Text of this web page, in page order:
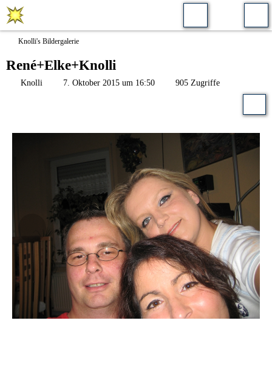
Knolli's Bildergalerie
René+Elke+Knolli
Knolli 7. Oktober 2015 um 16:50 905 Zugriffe